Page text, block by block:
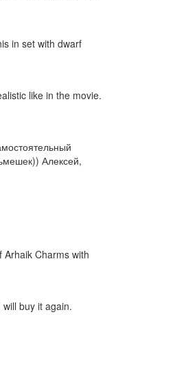
in set with dwarf
like in the movie.
Алексей,
Charms with
buy it again.